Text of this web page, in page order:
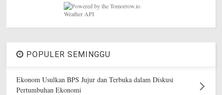
POPULER SEMINGGU
Ekonom Usulkan BPS Jujur dan Terbuka dalam Diskusi
Pertumbuhan Ekonomi